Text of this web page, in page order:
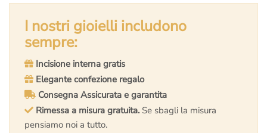
originale
€2.870,00.
attuale
€2.199,00.
I nostri gioielli includono
sempre:
Incisione interna gratis
Elegante confezione regalo
Consegna Assicurata e garantita
Rimessa a misura gratuita. Se sbagli la misura
pensiamo noi a tutto.